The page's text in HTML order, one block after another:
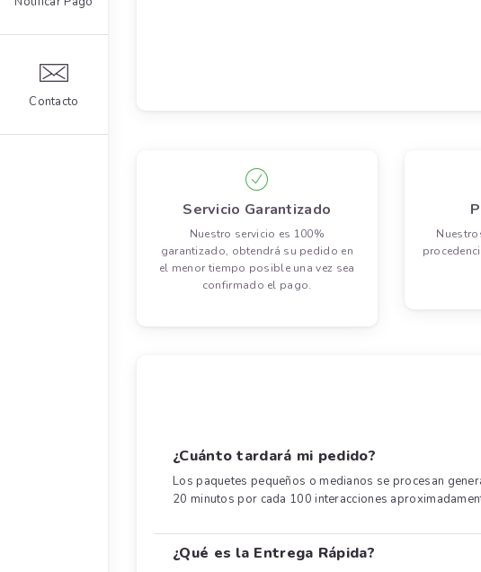
Contacto
Servicio Garantizado
Nuestro servicio es 100%
garantizado, obtendrá su pedido en
el menor tiempo posible una vez sea
confirmado el pago.
¿Cuánto tardará mi pedido?
Los paquetes pequeños o medianos se procesan
20 minutos por cada 100 interacciones
¿Qué es la Entrega Rápida?